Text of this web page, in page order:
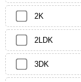
2K
2LDK
3DK